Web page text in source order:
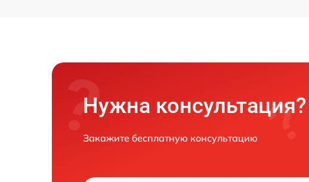
Нужна консультация?
Закажите бесплатную консультацию